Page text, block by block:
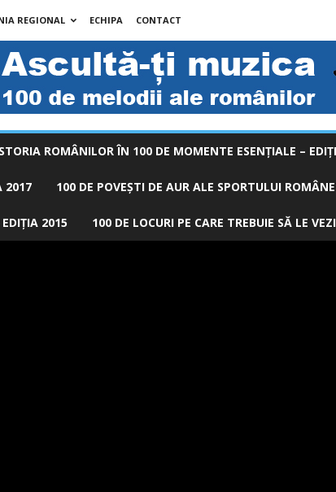
REGIONAL ECHIPA
CONTACT
ROMÂNILOR ÎN 100 DE MOMENTE ESENŢIALE –
2017 100 DE POVEŞTI DE AUR ALE SPORTULUI
2015 100 DE LOCURI PE CARE TREBUIE SĂ LE